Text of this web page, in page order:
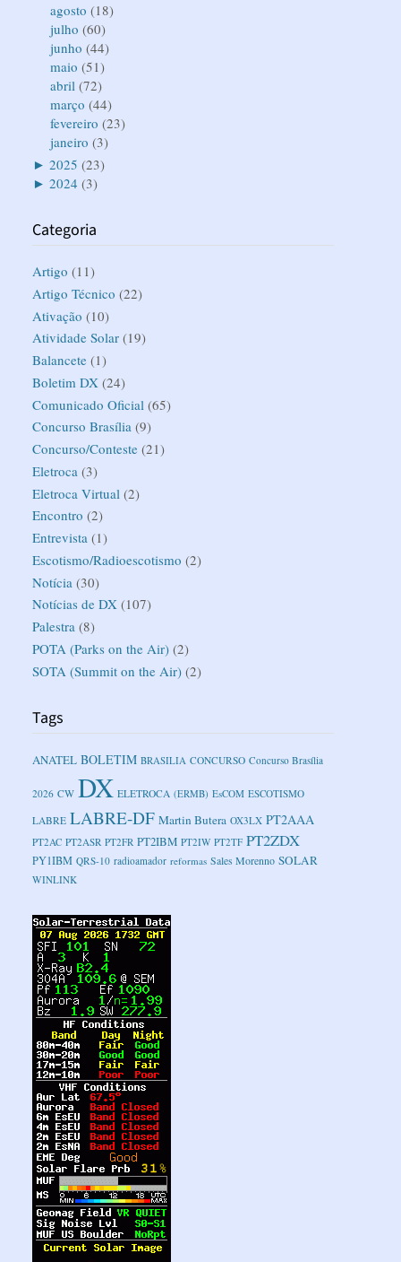
agosto (18)
julho (60)
junho (44)
maio (51)
abril (72)
março (44)
fevereiro (23)
janeiro (3)
► 2025 (23)
► 2024 (3)
Categoria
Artigo (11)
Artigo Técnico (22)
Ativação (10)
Atividade Solar (19)
Balancete (1)
Boletim DX (24)
Comunicado Oficial (65)
Concurso Brasília (9)
Concurso/Conteste (21)
Eletroca (3)
Eletroca Virtual (2)
Encontro (2)
Entrevista (1)
Escotismo/Radioescotismo (2)
Notícia (30)
Notícias de DX (107)
Palestra (8)
POTA (Parks on the Air) (2)
SOTA (Summit on the Air) (2)
Tags
ANATEL BOLETIM BRASILIA CONCURSO Concurso Brasília
2026 CW DX ELETROCA (ERMB) EsCOM ESCOTISMO
LABRE LABRE-DF Martin Butera OX3LX PT2AAA
PT2AC PT2ASR PT2FR PT2IBM PT2IW PT2TF PT2ZDX
PY1IBM QRS-10 radioamador reformas Sales Morenno SOLAR
WINLINK